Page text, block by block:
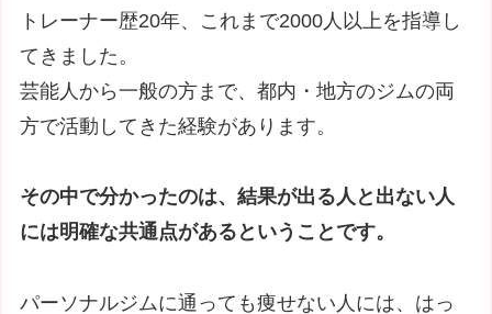
トレーナー歴20年、これまで2000人以上を指導し
てきました。
芸能人から一般の方まで、都内・地方のジムの両
方で活動してきた経験があります。
その中で分かったのは、結果が出る人と出ない人
には明確な共通点があるということです。
パーソナルジムに通っても痩せない人には、はっ